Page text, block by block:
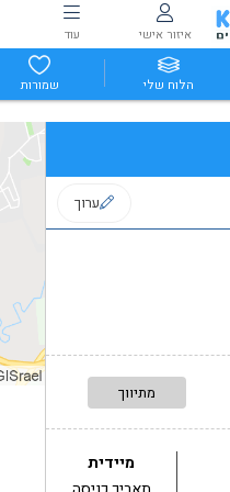
איזור אישי עוד
הלוח שלי שמורות
ערוך
מתיווך
מיידית